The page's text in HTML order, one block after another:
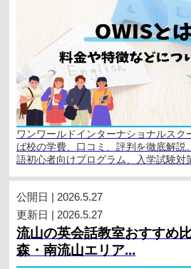
ワンワールドインターナショナルスク
ば校の学費、口コミ、評判を徹底解説
語初心者向けプログラム、入学試験対
公開日 | 2026.5.27
更新日 | 2026.5.27
流山の英会話教室おすすめ
森・南流山エリア...